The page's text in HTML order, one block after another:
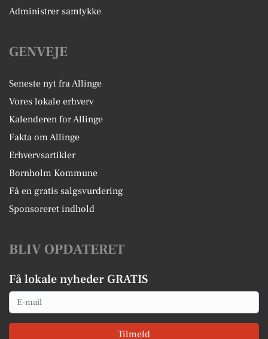
Administrer samtykke
GENVEJE
Seneste nyt fra Allinge
Vores lokale erhverv
Kalenderen for Allinge
Fakta om Allinge
Erhvervsartikler
Bornholm Kommune
Få en gratis salgsvurdering
Sponsoreret indhold
BLIV OPDATERET
Få lokale nyheder GRATIS
Email
Tilmeld